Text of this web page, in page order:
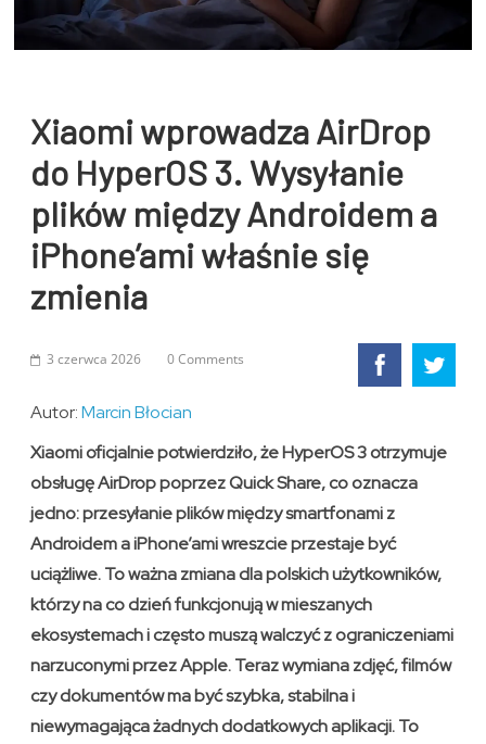
Xiaomi wprowadza AirDrop
do HyperOS 3. Wysyłanie
plików między Androidem a
iPhone’ami właśnie się
zmienia
3 czerwca 2026 0 Comments
Autor:Marcin Błocian
Xiaomi oficjalnie potwierdziło, że HyperOS 3 otrzymuje
obsługę AirDrop poprzez Quick Share, co oznacza
jedno: przesyłanie plików między smartfonami z
Androidem a iPhone’ami wreszcie przestaje być
uciążliwe. To ważna zmiana dla polskich użytkowników,
którzy na co dzień funkcjonują w mieszanych
ekosystemach i często muszą walczyć z ograniczeniami
narzuconymi przez Apple. Teraz wymiana zdjęć, filmów
czy dokumentów ma być szybka, stabilna i
niewymagająca żadnych dodatkowych aplikacji. To